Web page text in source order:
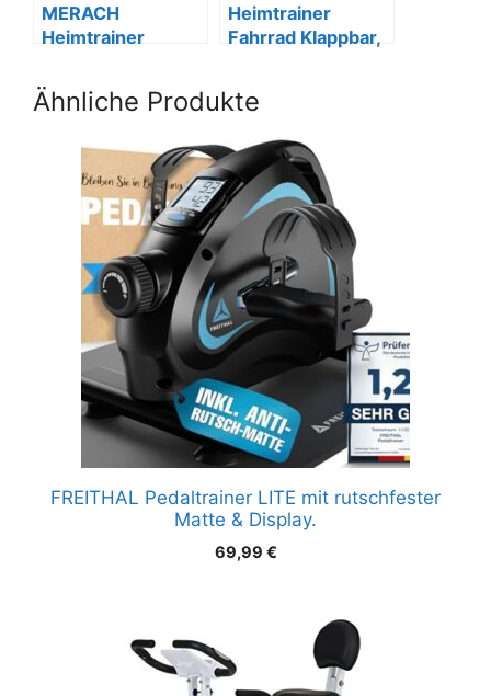
MERACH
Heimtrainer
Ergometer
Heimtrainer
Fahrrad Klappbar,
Ähnliche Produkte
FREITHAL Pedaltrainer LITE mit rutschfester
Matte & Display.
69,99 €